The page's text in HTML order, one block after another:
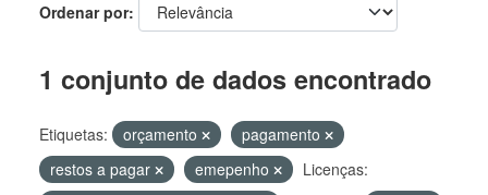
Ordenar por
1 conjunto de dados encontrado
Etiquetas: orçamento
pagamento
restos a pagar
emepenho
Licenças: